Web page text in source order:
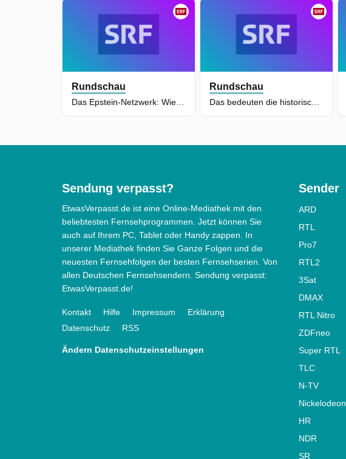
Rundschau Rundschau
Sendung verpasst?
EtwasVerpasst.de ist eine Online-Mediathek mit den
beliebtesten Fernsehprogrammen. Jetzt können Sie
auch auf Ihrem PC, Tablet oder Handy zappen. In
unserer Mediathek finden Sie Ganze Folgen und die
neuesten Fernsehfolgen der besten Fernsehserien. Von
allen Deutschen Fernsehsendern. Sendung verpasst:
EtwasVerpasst.de!
Kontakt Hilfe Impressum
Erklärung
Datenschutz
RSS
Ändern Datenschutzeinstellungen
Sender
ARD
RTL
Pro7
RTL2
3Sat
DMAX
RTL Nitro
ZDFneo
Super RTL
TLC
N-TV
Nickelodeon
HR
NDR
SR